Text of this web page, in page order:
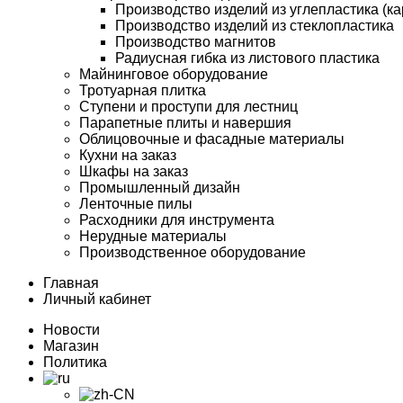
Производство изделий из углепластика
Производство изделий из стеклопластика
Производство магнитов
Радиусная гибка из листового пластика
Майнинговое оборудование
Тротуарная плитка
Ступени и проступи для лестниц
Парапетные плиты и навершия
Облицовочные и фасадные материалы
Кухни на заказ
Шкафы на заказ
Промышленный дизайн
Ленточные пилы
Расходники для инструмента
Нерудные материалы
Производственное оборудование
Главная
Личный кабинет
Новости
Магазин
Политика